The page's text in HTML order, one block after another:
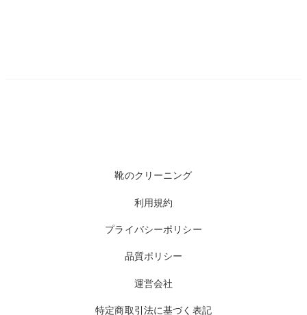
靴のクリーニング
利用規約
プライバシーポリシー
品質ポリシー
運営会社
特定商取引法に基づく表記